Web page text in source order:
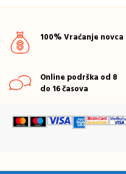
100% Vraćanje novca
Online podrška od 8
do 16 časova